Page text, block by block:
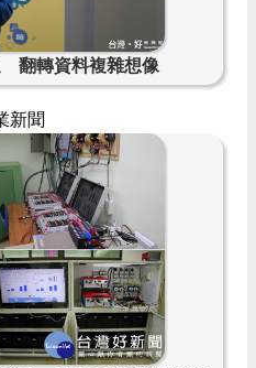
翻轉資料複雜想像
新聞